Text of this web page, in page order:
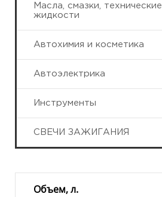
Масла, смазки, технические
жидкости
Автохимия и косметика
Автоэлектрика
Инструменты
СВЕЧИ ЗАЖИГАНИЯ
Объем, л.